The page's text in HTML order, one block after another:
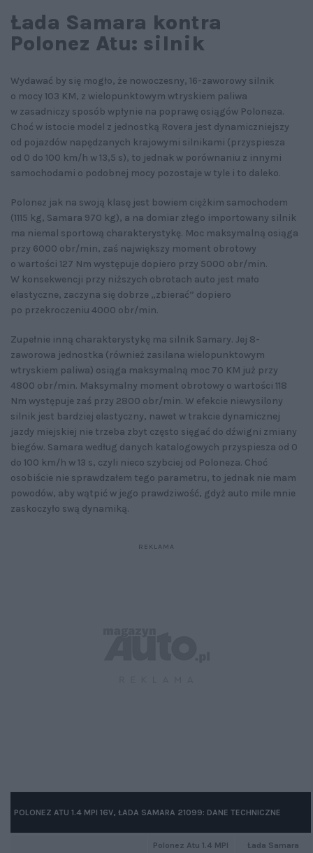
Łada Samara kontra
Polonez Atu: silnik
Wydawać by się mogło, że nowoczesny, 16-zaworowy silnik
o mocy 103 KM, z wielopunktowym wtryskiem paliwa
w zasadniczy sposób wpłynie na poprawę osiągów Poloneza.
Choć w istocie model z jednostką Rovera jest dynamiczniejszy
od pojazdów napędzanych krajowymi silnikami (przyspiesza
od 0 do 100 km/h w 13,5 s), to jednak w porównaniu z innymi
samochodami o podobnej mocy pozostaje w tyle i to daleko.
Polonez jak na swoją klasę jest bowiem ciężkim samochodem
(1115 kg, Samara 970 kg), a na domiar złego importowany silnik
ma niemal sportową charakterystykę. Moc maksymalną osiąga
przy 6000 obr/min, zaś największy moment obrotowy
o wartości 127 Nm występuje dopiero przy 5000 obr/min.
W konsekwencji przy niższych obrotach auto jest mało
elastyczne, zaczyna się dobrze „zbierać” dopiero
po przekroczeniu 4000 obr/min.
Zupełnie inną charakterystykę ma silnik Samary. Jej 8-
zaworowa jednostka (również zasilana wielopunktowym
wtryskiem paliwa) osiąga maksymalną moc 70 KM już przy
4800 obr/min. Maksymalny moment obrotowy o wartości 118
Nm występuje zaś przy 2800 obr/min. W efekcie niewysilony
silnik jest bardziej elastyczny, nawet w trakcie dynamicznej
jazdy miejskiej nie trzeba zbyt często sięgać do dźwigni zmiany
biegów. Samara według danych katalogowych przyspiesza od 0
do 100 km/h w 13 s, czyli nieco szybciej od Poloneza. Choć
osobiście nie sprawdzałem tego parametru, to jednak nie mam
powodów, aby wątpić w jego prawdziwość, gdyż auto mile mnie
zaskoczyło swą dynamiką.
Polonez Atu 1.4 MPI
Łada Samara
POLONEZ ATU 1.4 MPI 16V, ŁADA SAMARA 21099: DANE TECHNICZNE